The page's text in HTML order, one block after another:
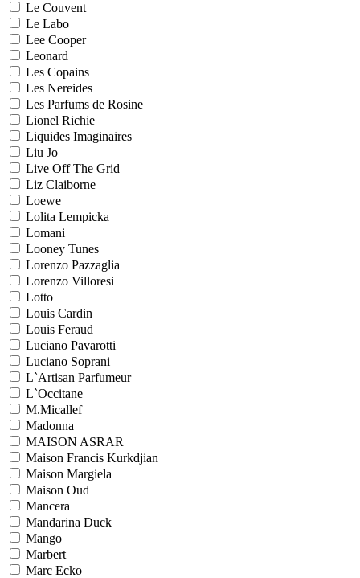
Le Couvent
Le Labo
Lee Cooper
Leonard
Les Copains
Les Nereides
Les Parfums de Rosine
Lionel Richie
Liquides Imaginaires
Liu Jo
Live Off The Grid
Liz Claiborne
Loewe
Lolita Lempicka
Lomani
Looney Tunes
Lorenzo Pazzaglia
Lorenzo Villoresi
Lotto
Louis Cardin
Louis Feraud
Luciano Pavarotti
Luciano Soprani
L`Artisan Parfumeur
L`Occitane
M.Micallef
Madonna
MAISON ASRAR
Maison Francis Kurkdjian
Maison Margiela
Maison Oud
Mancera
Mandarina Duck
Mango
Marbert
Marc Ecko